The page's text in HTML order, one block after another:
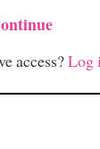
access?Log